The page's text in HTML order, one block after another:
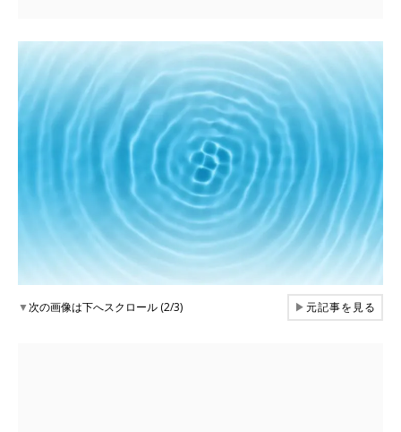
▼次の画像は下へスクロール (2/3) ▶元記事を見る